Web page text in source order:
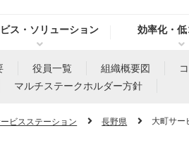
ス・ソリューション 効率化・
役員一覧 組織概要図
マルチステークホルダー方針
ビスステーション 長野県 大町サー